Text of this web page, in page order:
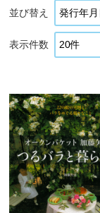
並び替え
表示件数